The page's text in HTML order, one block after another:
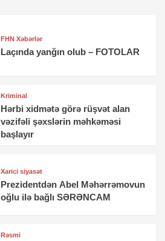
FHN Xəbərlər
Laçında yanğın olub – FOTOLAR
Kriminal
Hərbi xidmətə görə rüşvət alan
vəzifəli şəxslərin məhkəməsi
başlayır
Xarici siyasət
Prezidentdən Abel Məhərrəmovun
oğlu ilə bağlı SƏRƏNCAM
Rəsmi